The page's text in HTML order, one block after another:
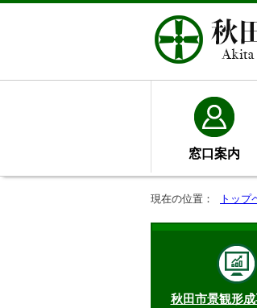
窓口案内
現在の位置： トップ
秋田市景観形